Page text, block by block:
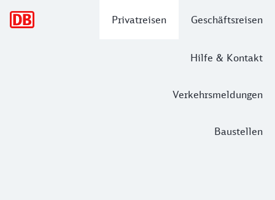
Privatreisen Geschäftsreisen
Hilfe & Kontakt
Verkehrsmeldungen
Baustellen